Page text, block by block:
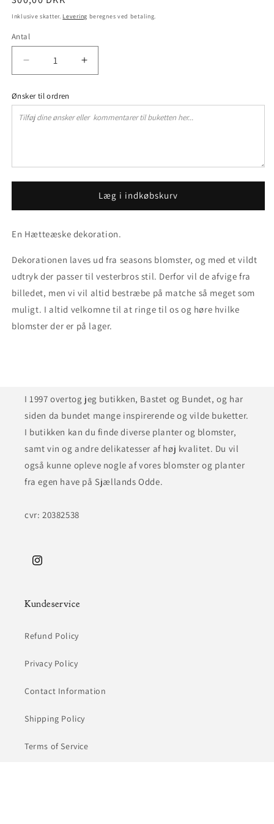
Inklusive skatter. Levering beregnes ved betaling.
Antal
Reducer
antallet
for
Hætteæske
Øg
antallet
Hætteæske
Ønsker til ordren
Læg i indkøbskurv
En Hætteæske dekoration.
Dekorationen laves ud fra seasons blomster, og med et vildt
udtryk der passer til vesterbros stil. Derfor vil de afvige fra
billedet, men vi vil altid bestræbe på matche så meget som
muligt. I altid velkomne til at ringe til os og høre hvilke
blomster der er på lager.
I 1997 overtog jeg butikken, Bastet og Bundet, og har
siden da bundet mange inspirerende og vilde buketter.
I butikken kan du finde diverse planter og blomster,
samt vin og andre delikatesser af høj kvalitet. Du vil
også kunne opleve nogle af vores blomster og planter
fra egen have på Sjællands Odde.
cvr: 20382538
Instagram
Kundeservice
Refund Policy
Privacy Policy
Contact Information
Shipping Policy
Terms of Service